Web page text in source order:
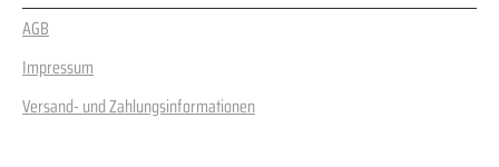
AGB
Impressum
Versand- und Zahlungsinformationen